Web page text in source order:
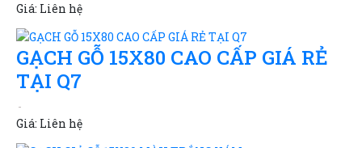
Giá: Liên hệ
GẠCH GỖ 15X80 CAO CẤP GIÁ RẺ
TẠI Q7
Giá: Liên hệ